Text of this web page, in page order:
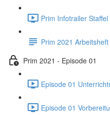
Prim Infotrailer
Prim 2021
Prim 2021 - Episode 01
Episode 01
Episode 01